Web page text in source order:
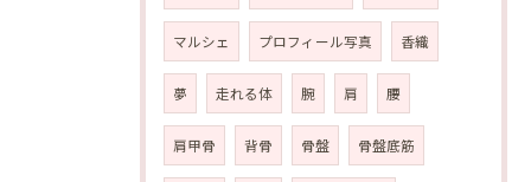
マルシェ プロフィール写真 香織
夢 走れる体 腕 肩 腰
肩甲骨 背骨 骨盤 骨盤底筋